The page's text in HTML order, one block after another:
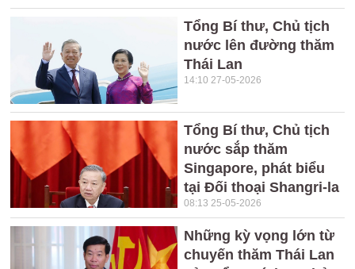
Tổng Bí thư, Chủ tịch
nước lên đường thăm
Thái Lan
14:10 27-05-2026
Tổng Bí thư, Chủ tịch
nước sắp thăm
Singapore, phát biểu
tại Đối thoại Shangri-la
08:13 25-05-2026
Những kỳ vọng lớn từ
chuyến thăm Thái Lan